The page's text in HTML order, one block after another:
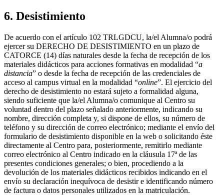
6. Desistimiento
De acuerdo con el artículo 102 TRLGDCU, la/el Alumna/o podrá
ejercer su DERECHO DE DESISTIMIENTO en un plazo de
CATORCE (14) días naturales desde la fecha de recepción de los
materiales didácticos para acciones formativas en modalidad “a
distancia” o desde la fecha de recepción de las credenciales de
acceso al campus virtual en la modalidad “online”. El ejercicio del
derecho de desistimiento no estará sujeto a formalidad alguna,
siendo suficiente que la/el Alumna/o comunique al Centro su
voluntad dentro del plazo señalado anteriormente, indicando su
nombre, dirección completa y, si dispone de ellos, su número de
teléfono y su dirección de correo electrónico; mediante el envío del
formulario de desistimiento disponible en la web o solicitando éste
directamente al Centro para, posteriormente, remitirlo mediante
correo electrónico al Centro indicado en la cláusula 17ª de las
presentes condiciones generales; o bien, procediendo a la
devolución de los materiales didácticos recibidos indicando en el
envío su declaración inequívoca de desistir e identificando número
de factura o datos personales utilizados en la matriculación.